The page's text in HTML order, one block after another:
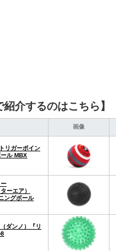
紹介するのはこちら】
画像
リガーポイン
ール MBX
ーエア）
ングボール
ダンノ）『リ
8